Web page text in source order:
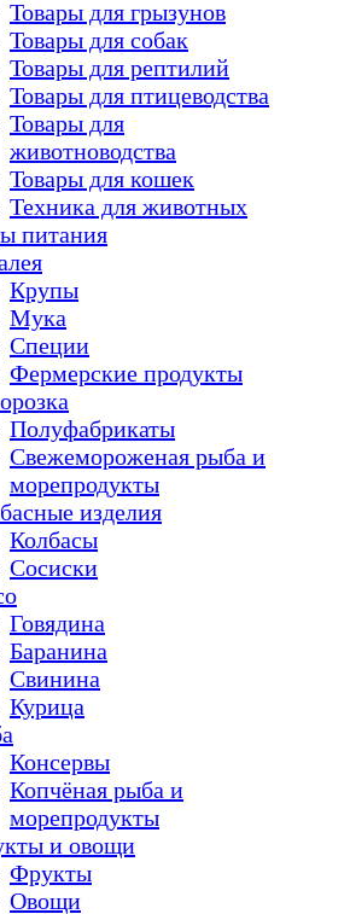
Товары для грызунов
Товары для собак
Товары для рептилий
Товары для птицеводства
Товары для
животноводства
Товары для кошек
Техника для животных
питания
Крупы
Мука
Специи
Фермерские продукты
Полуфабрикаты
Свежемороженая рыба и
морепродукты
изделия
Колбасы
Сосиски
Говядина
Баранина
Свинина
Курица
Консервы
Копчёная рыба и
морепродукты
и овощи
Фрукты
Овощи